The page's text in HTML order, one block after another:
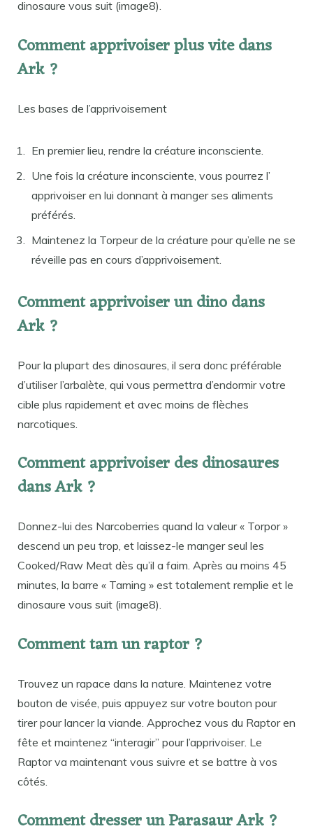
dinosaure vous suit (image8).
Comment apprivoiser plus vite dans
Ark ?
Les bases de l’apprivoisement
En premier lieu, rendre la créature inconsciente.
Une fois la créature inconsciente, vous pourrez l’
apprivoiser en lui donnant à manger ses aliments
préférés.
Maintenez la Torpeur de la créature pour qu’elle ne se
réveille pas en cours d’apprivoisement.
Comment apprivoiser un dino dans
Ark ?
Pour la plupart des dinosaures, il sera donc préférable
d’utiliser l’arbalète, qui vous permettra d’endormir votre
cible plus rapidement et avec moins de flèches
narcotiques.
Comment apprivoiser des dinosaures
dans Ark ?
Donnez-lui des Narcoberries quand la valeur « Torpor »
descend un peu trop, et laissez-le manger seul les
Cooked/Raw Meat dès qu’il a faim. Après au moins 45
minutes, la barre « Taming » est totalement remplie et le
dinosaure vous suit (image8).
Comment tam un raptor ?
Trouvez un rapace dans la nature. Maintenez votre
bouton de visée, puis appuyez sur votre bouton pour
tirer pour lancer la viande. Approchez vous du Raptor en
fête et maintenez “interagir” pour l’apprivoiser. Le
Raptor va maintenant vous suivre et se battre à vos
côtés.
Comment dresser un Parasaur Ark ?